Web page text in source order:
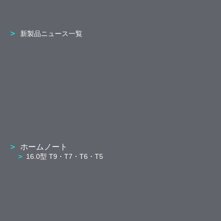
新製品ニュース一覧
ホームノート
16.0型 T9・T7・T6・T5